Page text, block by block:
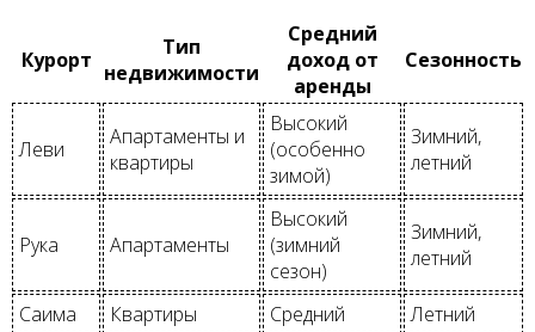
Курорт
Тип
недвижимости
Средний
доход от
аренды
Сезонность
Леви
Апартаменты и
квартиры
Высокий
(особенно
зимой)
Зимний,
летний
Рука Апартаменты
Высокий
(зимний
сезон)
Зимний,
летний
Саима Квартиры Средний Летний